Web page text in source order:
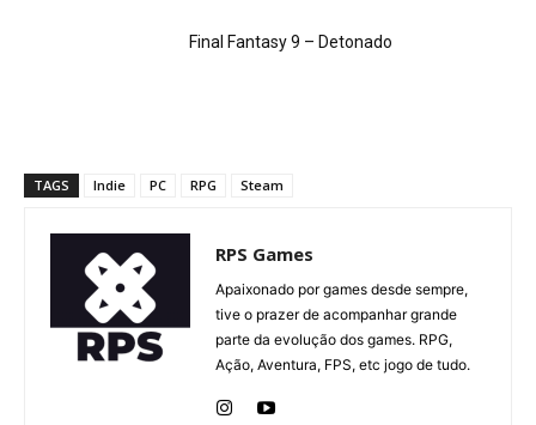
Final Fantasy 9 – Detonado
TAGS Indie PC RPG Steam
RPS Games
Apaixonado por games desde sempre,
tive o prazer de acompanhar grande
parte da evolução dos games. RPG,
Ação, Aventura, FPS, etc jogo de tudo.